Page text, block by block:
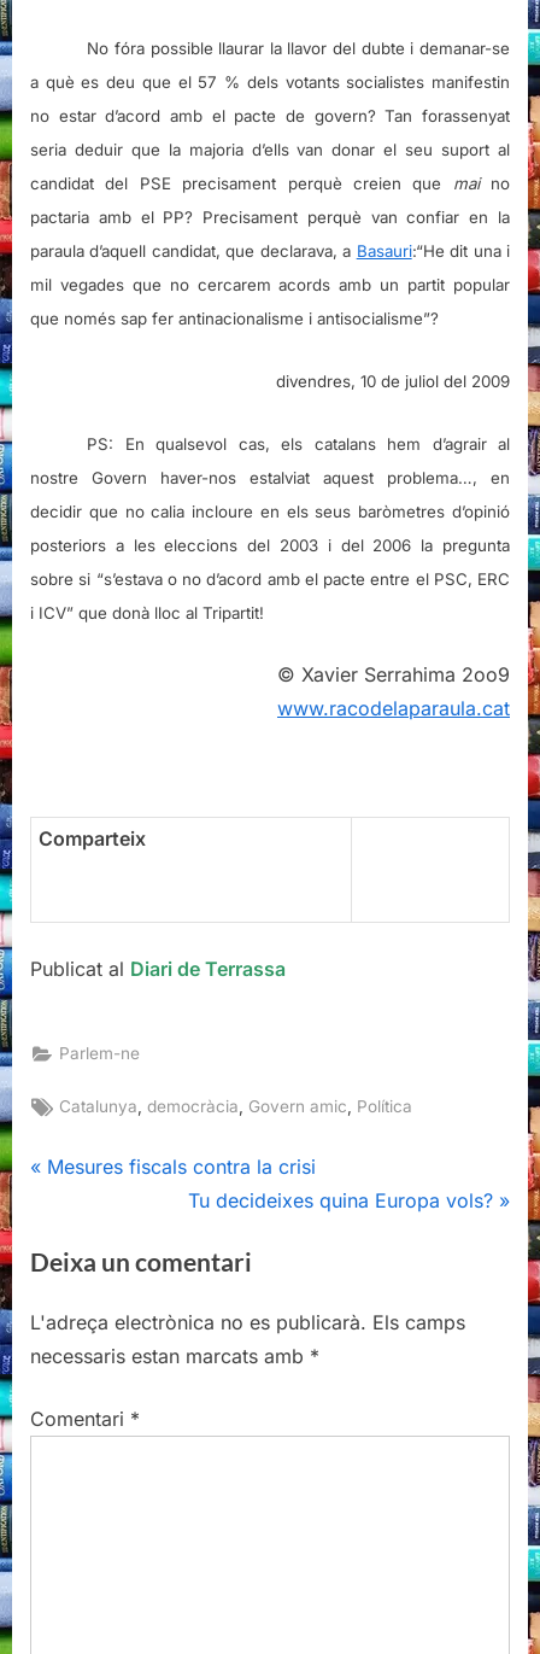
No fóra possible llaurar la llavor del dubte i demanar-se
a què es deu que el 57 % dels votants socialistes manifestin
no estar d’acord amb el pacte de govern? Tan forassenyat
seria deduir que la majoria d’ells van donar el seu suport al
candidat del PSE precisament perquè creien que maino
pactaria amb el PP? Precisament perquè van confiar en la
paraula d’aquell candidat, que declarava, a Basauri:“He dit una i
mil vegades que no cercarem acords amb un partit popular
que només sap fer antinacionalisme i antisocialisme”?
divendres, 10 de juliol del 2009
PS: En qualsevol cas, els catalans hem d’agrair al
nostre Govern haver-nos estalviat aquest problema…, en
decidir que no calia incloure en els seus baròmetres d’opinió
posteriors a les eleccions del 2003 i del 2006 la pregunta
sobre si “s’estava o no d’acord amb el pacte entre el PSC, ERC
i ICV” que donà lloc al Tripartit!
© Xavier Serrahima 2oo9
www.racodelaparaula.cat
Comparteix
Publicat al Diari de Terrassa
Parlem-ne
Tags:
Catalunya ,democràcia Govern amic Política
Navegació
P
v
o
u
P
Mesures fiscals contra la crisi
N
x
P
o
t
Tu decideixes quina Europa vols?
Deixa un comentari
L'adreça electrònica no es publicarà. Els camps
necessaris estan marcats amb *
Comentari *